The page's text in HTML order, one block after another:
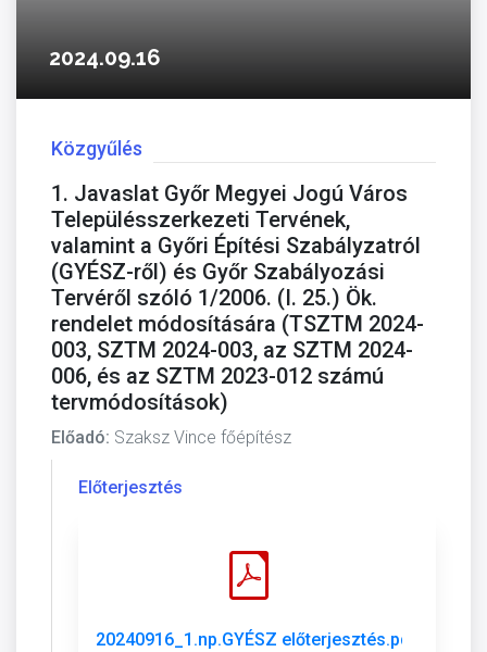
2024.09.16
Közgyűlés
1. Javaslat Győr Megyei Jogú Város
Településszerkezeti Tervének,
valamint a Győri Építési Szabályzatról
(GYÉSZ-ről) és Győr Szabályozási
Tervéről szóló 1/2006. (I. 25.) Ök.
rendelet módosítására (TSZTM 2024-
003, SZTM 2024-003, az SZTM 2024-
006, és az SZTM 2023-012 számú
tervmódosítások)
Előadó: Szaksz Vince főépítész
Előterjesztés
20240916_1.np.GYÉSZ előterjesztés.pdf